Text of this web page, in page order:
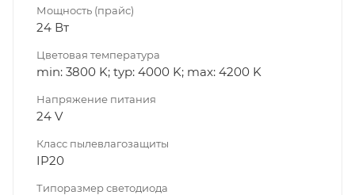
Мощность (прайс)
24 Вт
Цветовая температура
min: 3800 K; typ: 4000 K; max: 4200 K
Напряжение питания
24 V
Класс пылевлагозащиты
IP20
Типоразмер светодиода